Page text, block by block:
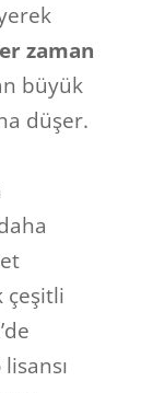
zaman
büyük
düşer.
çeşitli